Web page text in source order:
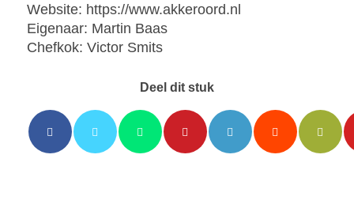
Website: https://www.akkeroord.nl
Eigenaar: Martin Baas
Chefkok: Victor Smits
Deel dit stuk